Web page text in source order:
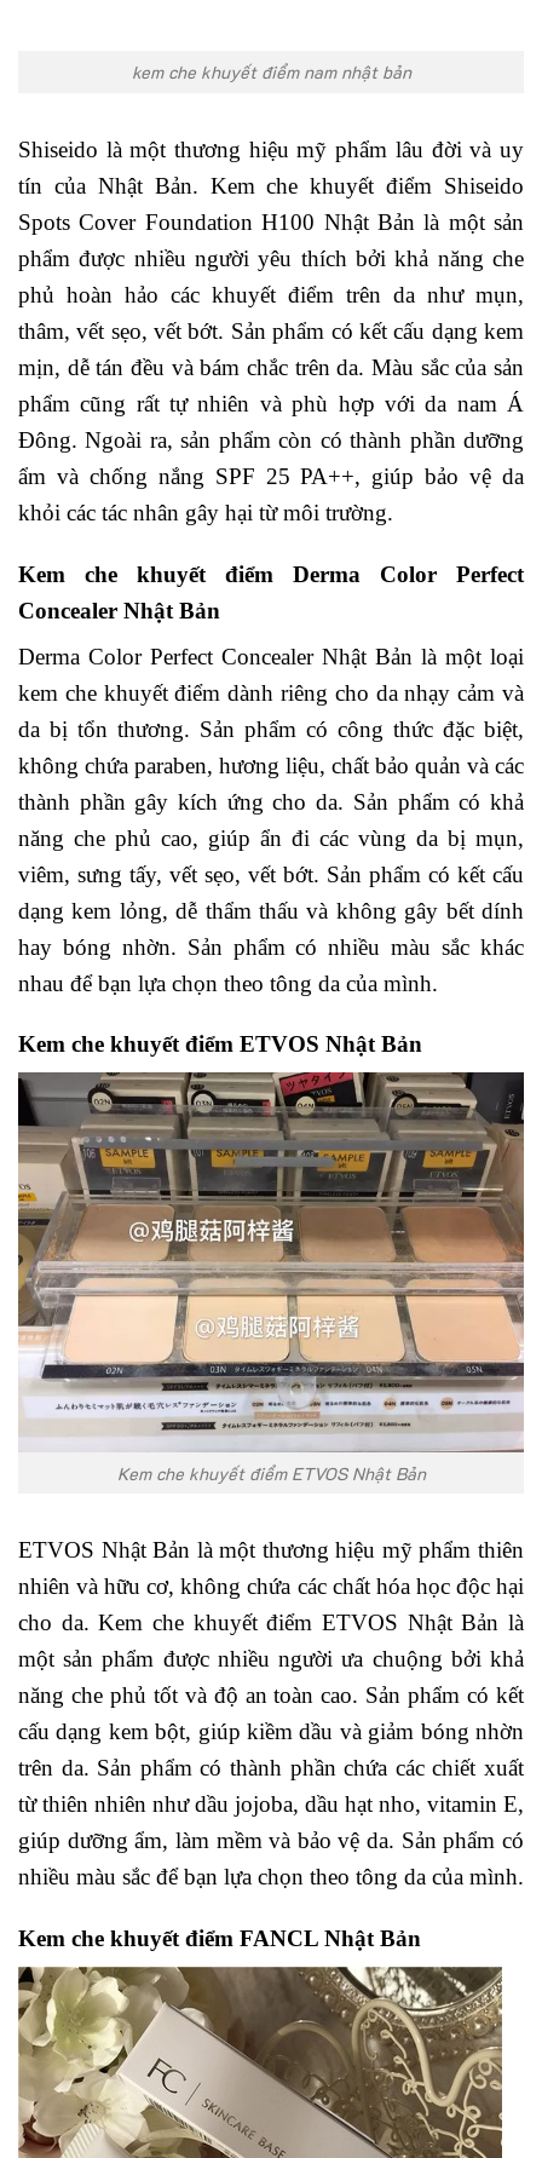
kem che khuyết điểm nam nhật bản
Shiseido là một thương hiệu mỹ phẩm lâu đời và uy
tín của Nhật Bản. Kem che khuyết điểm Shiseido
Spots Cover Foundation H100 Nhật Bản là một sản
phẩm được nhiều người yêu thích bởi khả năng che
phủ hoàn hảo các khuyết điểm trên da như mụn,
thâm, vết sẹo, vết bớt. Sản phẩm có kết cấu dạng kem
mịn, dễ tán đều và bám chắc trên da. Màu sắc của sản
phẩm cũng rất tự nhiên và phù hợp với da nam Á
Đông. Ngoài ra, sản phẩm còn có thành phần dưỡng
ẩm và chống nắng SPF 25 PA++, giúp bảo vệ da
khỏi các tác nhân gây hại từ môi trường.
Kem che khuyết điểm Derma Color Perfect
Concealer Nhật Bản
Derma Color Perfect Concealer Nhật Bản là một loại
kem che khuyết điểm dành riêng cho da nhạy cảm và
da bị tổn thương. Sản phẩm có công thức đặc biệt,
không chứa paraben, hương liệu, chất bảo quản và các
thành phần gây kích ứng cho da. Sản phẩm có khả
năng che phủ cao, giúp ẩn đi các vùng da bị mụn,
viêm, sưng tấy, vết sẹo, vết bớt. Sản phẩm có kết cấu
dạng kem lỏng, dễ thẩm thấu và không gây bết dính
hay bóng nhờn. Sản phẩm có nhiều màu sắc khác
nhau để bạn lựa chọn theo tông da của mình.
Kem che khuyết điểm ETVOS Nhật Bản
Kem che khuyết điểm ETVOS Nhật Bản
ETVOS Nhật Bản là một thương hiệu mỹ phẩm thiên
nhiên và hữu cơ, không chứa các chất hóa học độc hại
cho da. Kem che khuyết điểm ETVOS Nhật Bản là
một sản phẩm được nhiều người ưa chuộng bởi khả
năng che phủ tốt và độ an toàn cao. Sản phẩm có kết
cấu dạng kem bột, giúp kiềm dầu và giảm bóng nhờn
trên da. Sản phẩm có thành phần chứa các chiết xuất
từ thiên nhiên như dầu jojoba, dầu hạt nho, vitamin E,
giúp dưỡng ẩm, làm mềm và bảo vệ da. Sản phẩm có
nhiều màu sắc để bạn lựa chọn theo tông da của mình.
Kem che khuyết điểm FANCL Nhật Bản